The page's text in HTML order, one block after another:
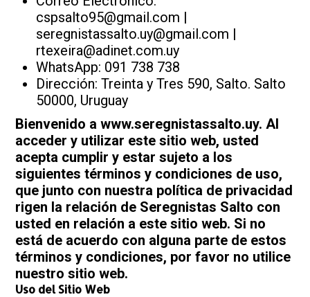
cspsalto95@gmail.com |
seregnistassalto.uy@gmail.com |
rtexeira@adinet.com.uy
WhatsApp: 091 738 738
Dirección: Treinta y Tres 590, Salto. Salto
50000, Uruguay
Bienvenido a www.seregnistassalto.uy. Al
acceder y utilizar este sitio web, usted
acepta cumplir y estar sujeto a los
siguientes términos y condiciones de uso,
que junto con nuestra política de privacidad
rigen la relación de Seregnistas Salto con
usted en relación a este sitio web. Si no
está de acuerdo con alguna parte de estos
términos y condiciones, por favor no utilice
nuestro sitio web.
Uso del Sitio Web